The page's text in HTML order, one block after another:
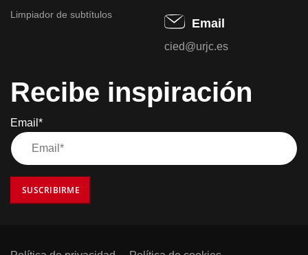
Limpiador de subtítulos
Email
cied@urjc.es
Recibe inspiración
Email*
SUSCRIBIRME